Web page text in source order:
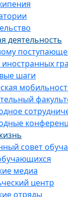
деятельность
шаги
совет
медиа
центр
отряды